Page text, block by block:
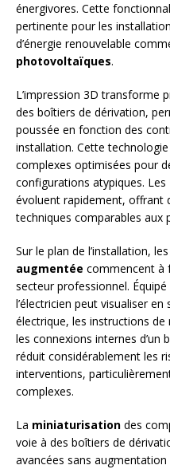
énergivores. Cette
pertinente pour les
d’énergie renouvelable
photovoltaïques.
L’impression 3D transforme
des boîtiers de dérivation,
poussée en fonction des
installation. Cette
complexes optimisées pour
configurations atypiques. Les
évoluent rapidement, offrant
techniques comparables aux
Sur le plan de l’installation,
augmentée commencent à
secteur professionnel.
l’électricien peut visualiser
électrique, les instructions
les connexions internes d’un
réduit considérablement les
interventions,
complexes.
La miniaturisation des
voie à des boîtiers de
avancées sans